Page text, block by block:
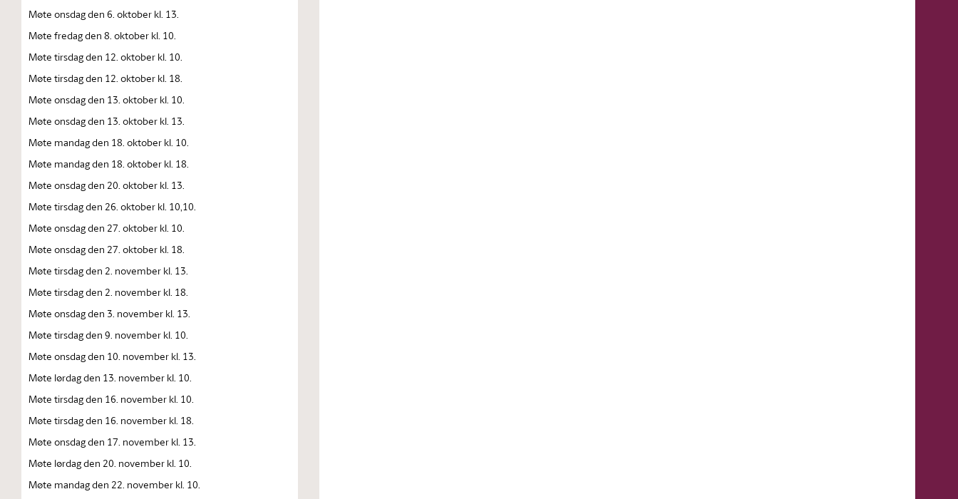
Møte onsdag den 6. oktober kl. 13.
Møte fredag den 8. oktober kl. 10.
Møte tirsdag den 12. oktober kl. 10.
Møte tirsdag den 12. oktober kl. 18.
Møte onsdag den 13. oktober kl. 10.
Møte onsdag den 13. oktober kl. 13.
Møte mandag den 18. oktober kl. 10.
Møte mandag den 18. oktober kl. 18.
Møte onsdag den 20. oktober kl. 13.
Møte tirsdag den 26. oktober kl. 10,10.
Møte onsdag den 27. oktober kl. 10.
Møte onsdag den 27. oktober kl. 18.
Møte tirsdag den 2. november kl. 13.
Møte tirsdag den 2. november kl. 18.
Møte onsdag den 3. november kl. 13.
Møte tirsdag den 9. november kl. 10.
Møte onsdag den 10. november kl. 13.
Møte lørdag den 13. november kl. 10.
Møte tirsdag den 16. november kl. 10.
Møte tirsdag den 16. november kl. 18.
Møte onsdag den 17. november kl. 13.
Møte lørdag den 20. november kl. 10.
Møte mandag den 22. november kl. 10.